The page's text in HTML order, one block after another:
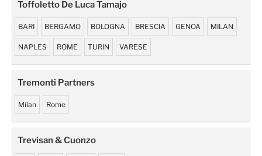
Toffoletto De Luca Tamajo
BARI BERGAMO BOLOGNA BRESCIA GENOA MILAN
NAPLES ROME TURIN VARESE
Tremonti Partners
Milan Rome
Trevisan & Cuonzo